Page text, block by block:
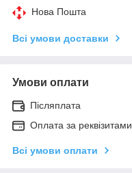
Нова Пошта
Всі умови доставки
Умови оплати
Післяплата
Оплата за реквізитами
Всі умови оплати